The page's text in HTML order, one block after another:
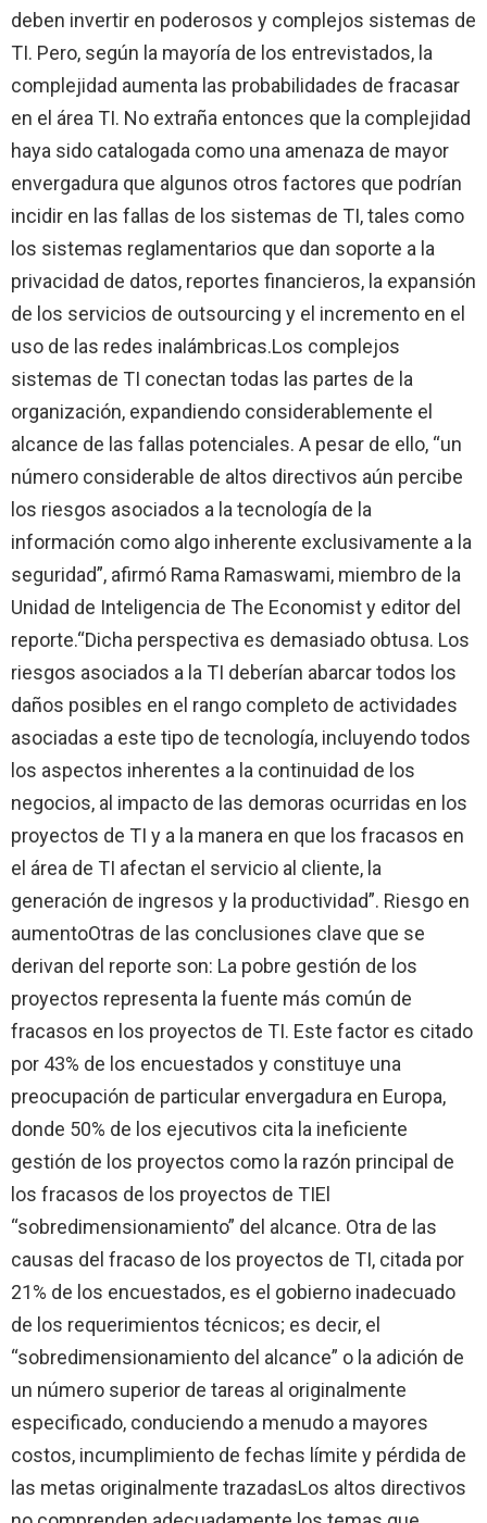
deben invertir en poderosos y complejos sistemas de
TI. Pero, según la mayoría de los entrevistados, la
complejidad aumenta las probabilidades de fracasar
en el área TI. No extraña entonces que la complejidad
haya sido catalogada como una amenaza de mayor
envergadura que algunos otros factores que podrían
incidir en las fallas de los sistemas de TI, tales como
los sistemas reglamentarios que dan soporte a la
privacidad de datos, reportes financieros, la expansión
de los servicios de outsourcing y el incremento en el
uso de las redes inalámbricas.Los complejos
sistemas de TI conectan todas las partes de la
organización, expandiendo considerablemente el
alcance de las fallas potenciales. A pesar de ello, “un
número considerable de altos directivos aún percibe
los riesgos asociados a la tecnología de la
información como algo inherente exclusivamente a la
seguridad”, afirmó Rama Ramaswami, miembro de la
Unidad de Inteligencia de The Economist y editor del
reporte.“Dicha perspectiva es demasiado obtusa. Los
riesgos asociados a la TI deberían abarcar todos los
daños posibles en el rango completo de actividades
asociadas a este tipo de tecnología, incluyendo todos
los aspectos inherentes a la continuidad de los
negocios, al impacto de las demoras ocurridas en los
proyectos de TI y a la manera en que los fracasos en
el área de TI afectan el servicio al cliente, la
generación de ingresos y la productividad”. Riesgo en
aumentoOtras de las conclusiones clave que se
derivan del reporte son: La pobre gestión de los
proyectos representa la fuente más común de
fracasos en los proyectos de TI. Este factor es citado
por 43% de los encuestados y constituye una
preocupación de particular envergadura en Europa,
donde 50% de los ejecutivos cita la ineficiente
gestión de los proyectos como la razón principal de
los fracasos de los proyectos de TIEl
“sobredimensionamiento” del alcance. Otra de las
causas del fracaso de los proyectos de TI, citada por
21% de los encuestados, es el gobierno inadecuado
de los requerimientos técnicos; es decir, el
“sobredimensionamiento del alcance” o la adición de
un número superior de tareas al originalmente
especificado, conduciendo a menudo a mayores
costos, incumplimiento de fechas límite y pérdida de
las metas originalmente trazadasLos altos directivos